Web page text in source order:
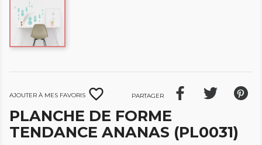
Ajouter à mes favoris favorite_border Partager
PLANCHE DE FORME
TENDANCE ANANAS (PL0031)